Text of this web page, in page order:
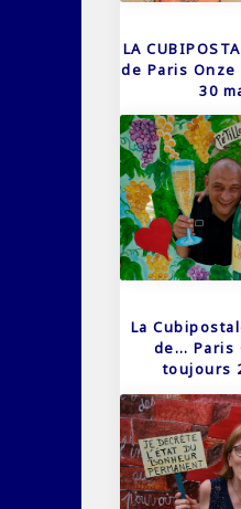
LA
de Paris
30
La
de… Paris
toujours